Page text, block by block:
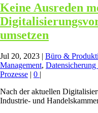
Keine Ausreden
umsetzen
Jul 20, 2023 Büro &
Management,
Prozesse
0
Nach der aktuellen
Industrie- und